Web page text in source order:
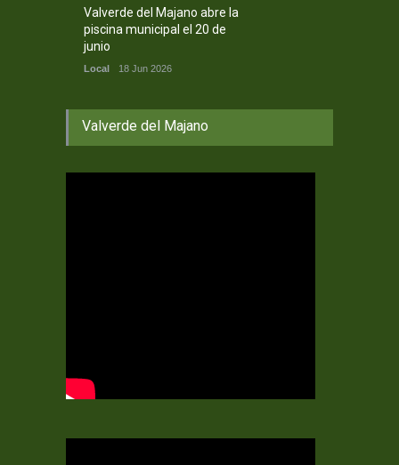
Valverde del Majano abre la
piscina municipal el 20 de
junio
Local 18 Jun 2026
Valverde del Majano